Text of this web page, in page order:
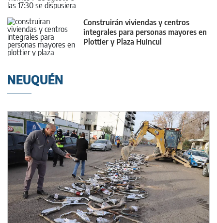
Construirán viviendas y centros
integrales para personas mayores en
Plottier y Plaza Huincul
NEUQUÉN